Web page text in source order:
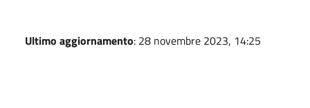
Ultimo aggiornamento: 28 novembre 2023, 14:25